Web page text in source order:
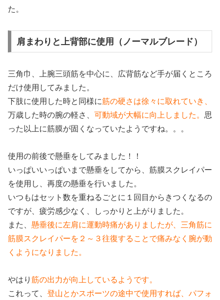
た。
肩まわりと上背部に使用（ノーマルブレード）
三角巾、上腕三頭筋を中心に、広背筋など手が届くところ
だけ使用してみました。
下肢に使用した時と同様に筋の硬さは徐々に取れていき、
万歳した時の腕の軽さ、 可動域が大幅に向上しました。 思
った以上に筋膜が固くなっていたようですね。。。
使用の前後で懸垂をしてみました！！
いっぱいいっぱいまで懸垂をしてから、筋膜スクレイパー
を使用し、再度の懸垂を行いました。
いつもはセット数を重ねるごとに１回目からきつくなるの
ですが、疲労感少なく、しっかりと上がりました。
また、 懸垂後に左肩に運動時痛がありましたが、三角筋に
筋膜スクレイパーを２～３往復することで痛みなく腕が動
くようになりました。
やはり 筋の出力が向上しているようです。
これって、 登山とかスポーツの途中で使用すれば、パフォ